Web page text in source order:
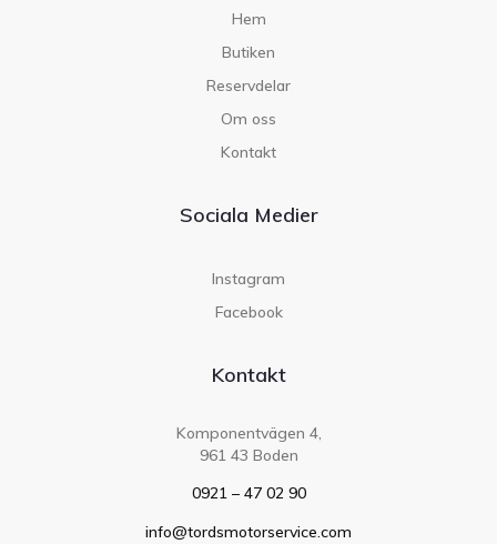
Hem
Butiken
Reservdelar
Om oss
Kontakt
Sociala Medier
Instagram
Facebook
Kontakt
Komponentvägen 4,
961 43 Boden
0921 – 47 02 90
info@tordsmotorservice.com